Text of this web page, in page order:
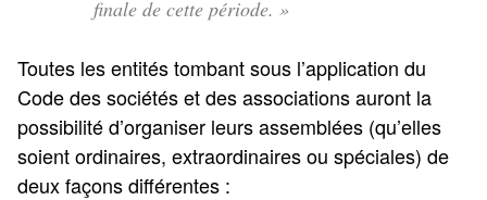
finale de cette période. »
Toutes les entités tombant sous l’application du
Code des sociétés et des associations auront la
possibilité d’organiser leurs assemblées (qu’elles
soient ordinaires, extraordinaires ou spéciales) de
deux façons différentes :